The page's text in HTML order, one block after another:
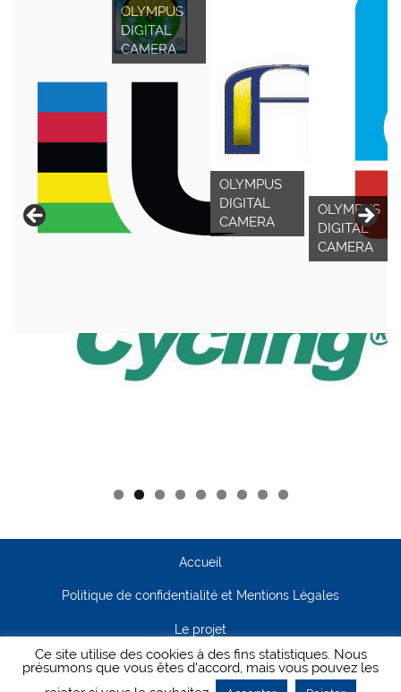
OLYMPUS
DIGITAL
CAMERA
OLYMPUS
DIGITAL
CAMERA
OLYMPUS
DIGITAL
CAMERA
Accueil
Politique de confidentialité et Mentions Légales
Le projet
Contact
Ce site utilise des cookies à des fins statistiques. Nous
présumons que vous êtes d'accord, mais vous pouvez les